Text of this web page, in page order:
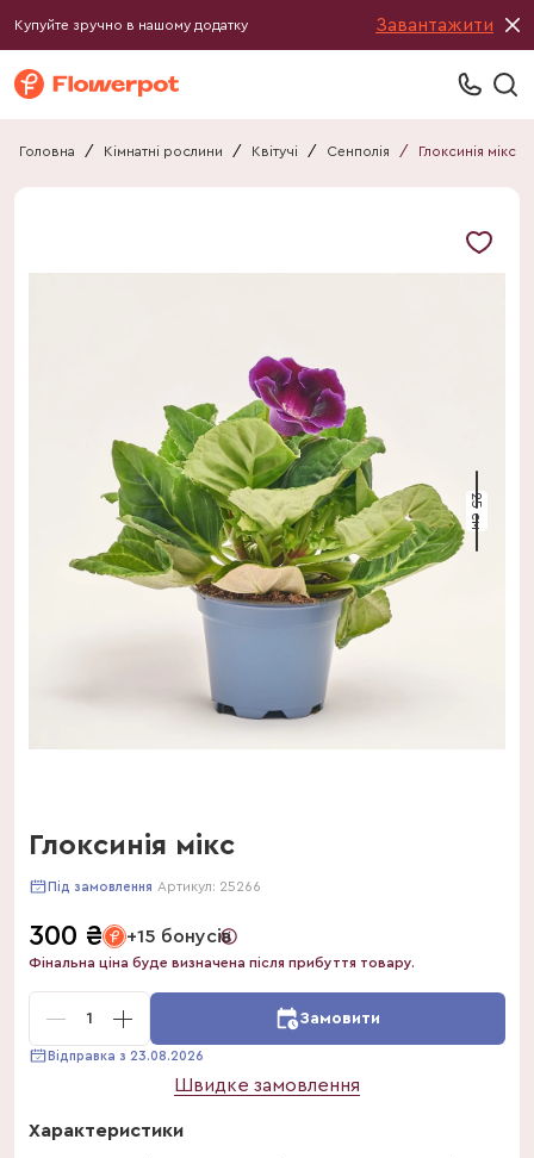
Купуйте зручно в нашому додатку Завантажити
Головна / Кімнатні рослини / Квітучі / Сенполія / Глоксинія мікс
25 см
Глоксинія мікс
Під замовлення Артикул: 25266
300 ₴ +15 бонусів
Фінальна ціна буде визначена після прибуття товару.
1 Замовити
Відправка з 23.08.2026
Швидке замовлення
Характеристики